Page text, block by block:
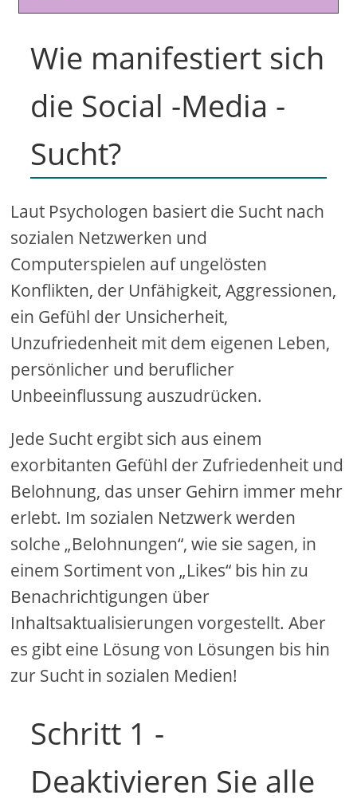
Wie manifestiert sich
die Social -Media -
Sucht?
Laut Psychologen basiert die Sucht nach
sozialen Netzwerken und
Computerspielen auf ungelösten
Konflikten, der Unfähigkeit, Aggressionen,
ein Gefühl der Unsicherheit,
Unzufriedenheit mit dem eigenen Leben,
persönlicher und beruflicher
Unbeeinflussung auszudrücken.
Jede Sucht ergibt sich aus einem
exorbitanten Gefühl der Zufriedenheit und
Belohnung, das unser Gehirn immer mehr
erlebt. Im sozialen Netzwerk werden
solche „Belohnungen“, wie sie sagen, in
einem Sortiment von „Likes“ bis hin zu
Benachrichtigungen über
Inhaltsaktualisierungen vorgestellt. Aber
es gibt eine Lösung von Lösungen bis hin
zur Sucht in sozialen Medien!
Schritt 1 -
Deaktivieren Sie alle